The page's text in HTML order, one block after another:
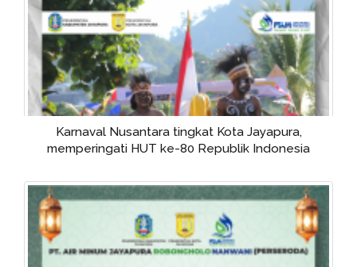
Langkah Progresif Tim OPSI tingkatkan kesadaran
pelanggan untuk membayar rekening air melalui
sanksi tegas